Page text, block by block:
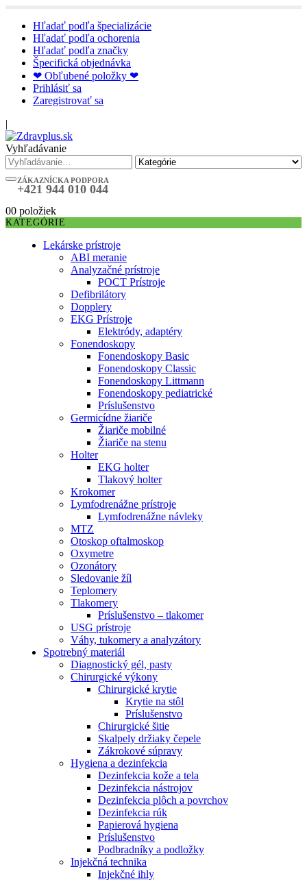
Hľadať podľa špecializácie
Hľadať podľa ochorenia
Hľadať podľa značky
Špecifická objednávka
❤ Obľubené položky ❤
Prihlásiť sa
Zaregistrovať sa
|
Vyhľadávanie
ZÁKAZNÍCKA PODPORA
+421 944 010 044
00 položiek
KATEGÓRIE
Lekárske prístroje
ABI meranie
Analyzačné prístroje
POCT Prístroje
Defibrilátory
Dopplery
EKG Prístroje
Elektródy, adaptéry
Fonendoskopy
Fonendoskopy Basic
Fonendoskopy Classic
Fonendoskopy Littmann
Fonendoskopy pediatrické
Príslušenstvo
Germicídne žiariče
Žiariče mobilné
Žiariče na stenu
Holter
EKG holter
Tlakový holter
Krokomer
Lymfodrenážne prístroje
Lymfodrenážne návleky
MTZ
Otoskop oftalmoskop
Oxymetre
Ozonátory
Sledovanie žíl
Teplomery
Tlakomery
Príslušenstvo – tlakomer
USG prístroje
Váhy, tukomery a analyzátory
Spotrebný materiál
Diagnostický gél, pasty
Chirurgické výkony
Chirurgické krytie
Krytie na stôl
Príslušenstvo
Chirurgické šitie
Skalpely držiaky čepele
Zákrokové súpravy
Hygiena a dezinfekcia
Dezinfekcia kože a tela
Dezinfekcia nástrojov
Dezinfekcia plôch a povrchov
Dezinfekcia rúk
Papierová hygiena
Príslušenstvo
Podbradníky a podložky
Injekčná technika
Injekčné ihly